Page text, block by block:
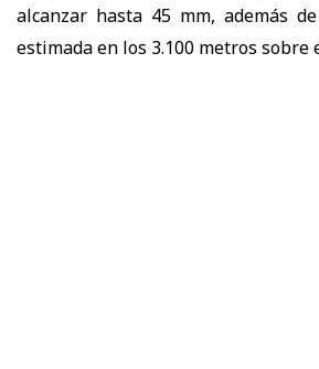
alcanzar hasta 45 mm, además
estimada en los 3.100 metros sobre